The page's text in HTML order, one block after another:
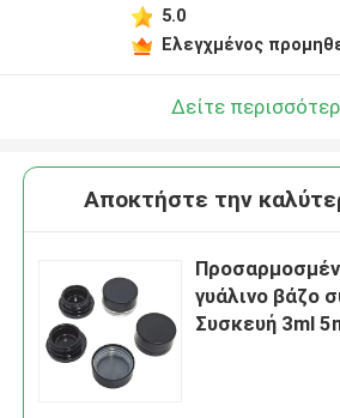
5.0
Ελεγχμένος
Δείτε
Αποκτήστε την
γυάλινο βάζο
Συσκευή 3ml